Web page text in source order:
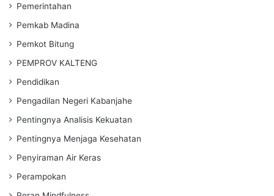
Pemerintahan
Pemkab Madina
Pemkot Bitung
PEMPROV KALTENG
Pendidikan
Pengadilan Negeri Kabanjahe
Pentingnya Analisis Kekuatan
Pentingnya Menjaga Kesehatan
Penyiraman Air Keras
Perampokan